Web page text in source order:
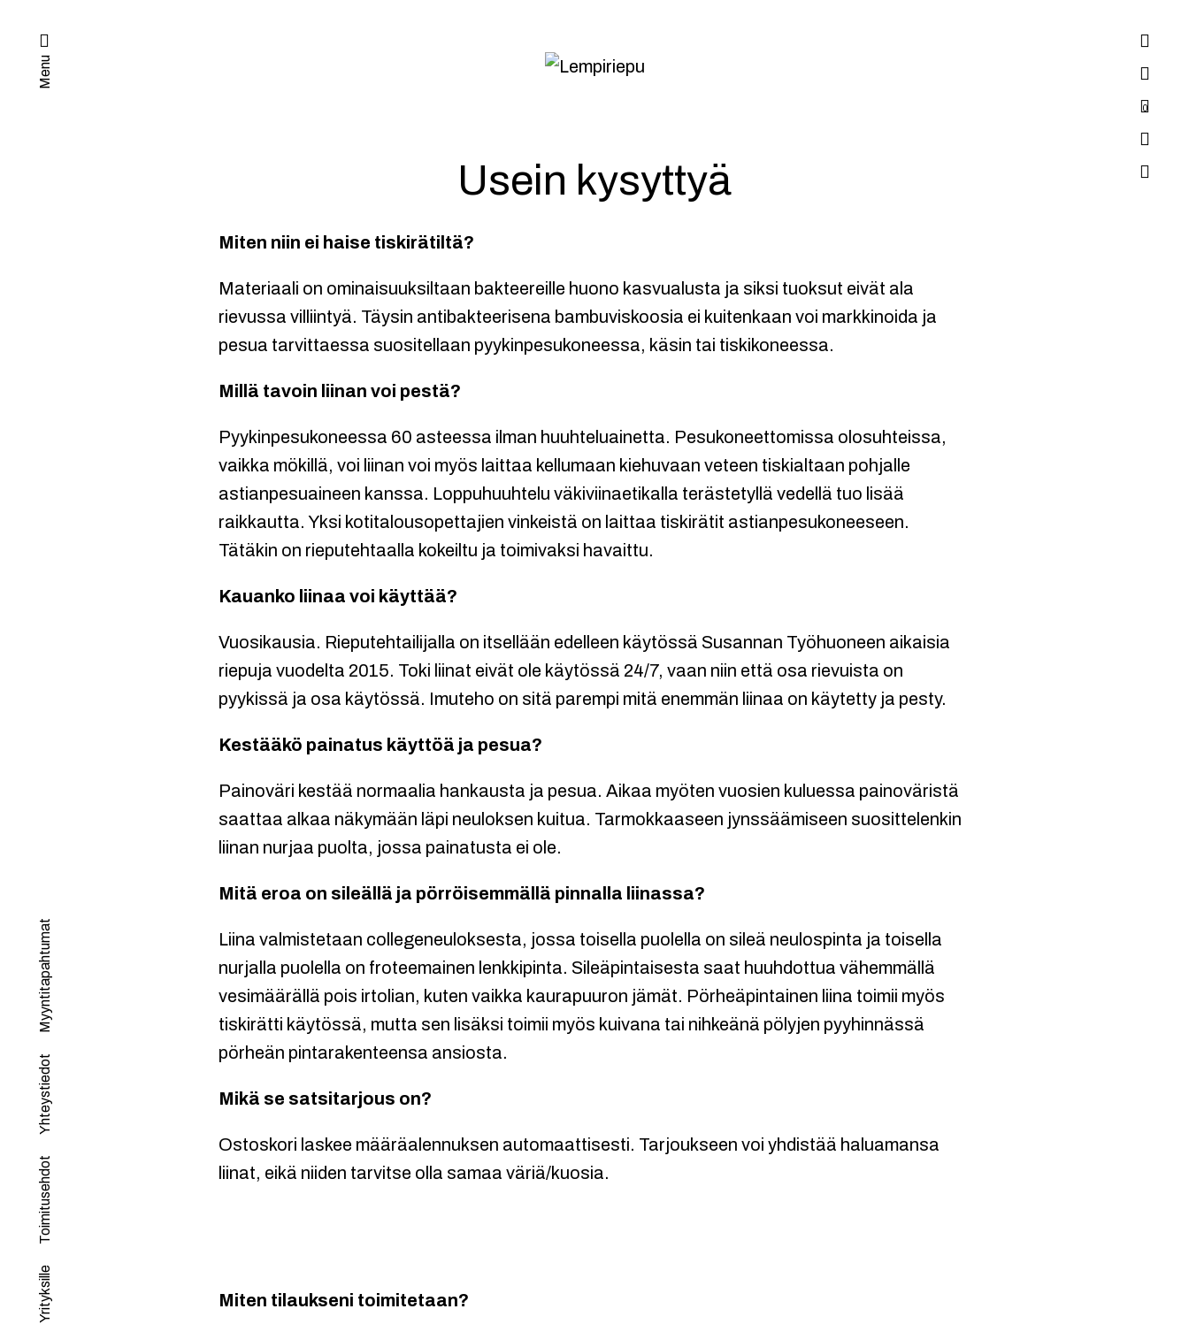
Yrityksille
Toimitusehdot
Yhteystiedot
Myyntitapahtumat
Menu
0
Usein kysyttyä
Miten niin ei haise tiskirätiltä?
Materiaali on ominaisuuksiltaan bakteereille huono kasvualusta ja siksi tuoksut eivät ala
rievussa villiintyä. Täysin antibakteerisena bambuviskoosia ei kuitenkaan voi markkinoida ja
pesua tarvittaessa suositellaan pyykinpesukoneessa, käsin tai tiskikoneessa.
Millä tavoin liinan voi pestä?
Pyykinpesukoneessa 60 asteessa ilman huuhteluainetta. Pesukoneettomissa olosuhteissa,
vaikka mökillä, voi liinan voi myös laittaa kellumaan kiehuvaan veteen tiskialtaan pohjalle
astianpesuaineen kanssa. Loppuhuuhtelu väkiviinaetikalla terästetyllä vedellä tuo lisää
raikkautta. Yksi kotitalousopettajien vinkeistä on laittaa tiskirätit astianpesukoneeseen.
Tätäkin on rieputehtaalla kokeiltu ja toimivaksi havaittu.
Kauanko liinaa voi käyttää?
Vuosikausia. Rieputehtailijalla on itsellään edelleen käytössä Susannan Työhuoneen aikaisia
riepuja vuodelta 2015. Toki liinat eivät ole käytössä 24/7, vaan niin että osa rievuista on
pyykissä ja osa käytössä. Imuteho on sitä parempi mitä enemmän liinaa on käytetty ja pesty.
Kestääkö painatus käyttöä ja pesua?
Painoväri kestää normaalia hankausta ja pesua. Aikaa myöten vuosien kuluessa painoväristä
saattaa alkaa näkymään läpi neuloksen kuitua. Tarmokkaaseen jynssäämiseen suosittelenkin
liinan nurjaa puolta, jossa painatusta ei ole.
Mitä eroa on sileällä ja pörröisemmällä pinnalla liinassa?
Liina valmistetaan collegeneuloksesta, jossa toisella puolella on sileä neulospinta ja toisella
nurjalla puolella on froteemainen lenkkipinta. Sileäpintaisesta saat huuhdottua vähemmällä
vesimäärällä pois irtolian, kuten vaikka kaurapuuron jämät. Pörheäpintainen liina toimii myös
tiskirätti käytössä, mutta sen lisäksi toimii myös kuivana tai nihkeänä pölyjen pyyhinnässä
pörheän pintarakenteensa ansiosta.
Mikä se satsitarjous on?
Ostoskori laskee määräalennuksen automaattisesti. Tarjoukseen voi yhdistää haluamansa
liinat, eikä niiden tarvitse olla samaa väriä/kuosia.
Miten tilaukseni toimitetaan?